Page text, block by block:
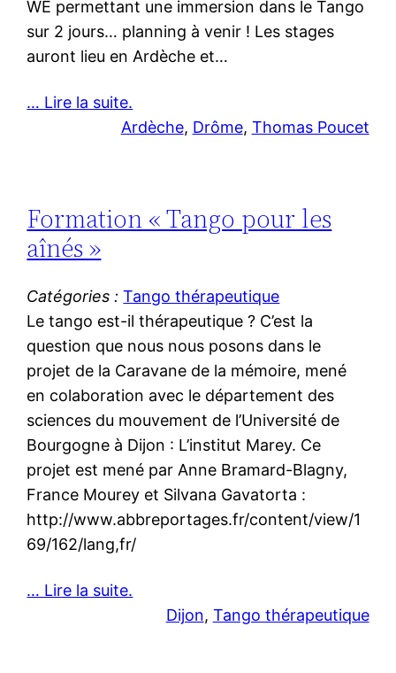
WE permettant une immersion dans le Tango
sur 2 jours… planning à venir ! Les stages
auront lieu en Ardèche et…
… Lire la suite.
Ardèche, Drôme, Thomas Poucet
Formation « Tango pour les
aînés »
Catégories :Tango thérapeutique
Le tango est-il thérapeutique ? C’est la
question que nous nous posons dans le
projet de la Caravane de la mémoire, mené
en colaboration avec le département des
sciences du mouvement de l’Université de
Bourgogne à Dijon : L’institut Marey. Ce
projet est mené par Anne Bramard-Blagny,
France Mourey et Silvana Gavatorta :
http://www.abbreportages.fr/content/view/1
69/162/lang,fr/
… Lire la suite.
Dijon, Tango thérapeutique